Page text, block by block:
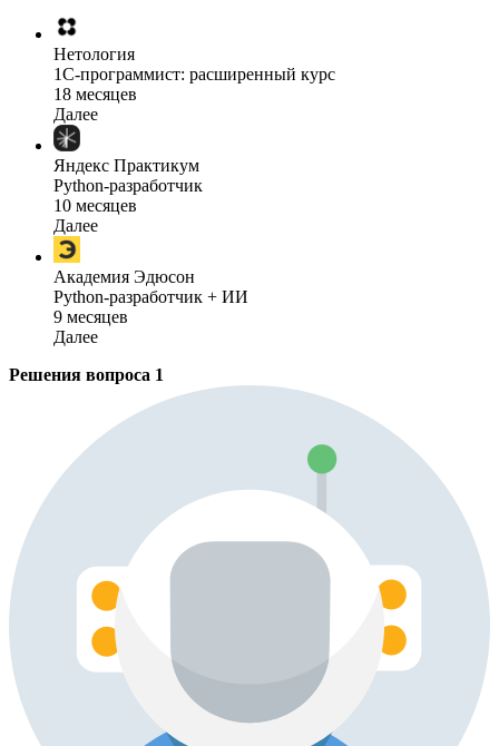
Нетология
1C-программист: расширенный курс
18 месяцев
Далее
Яндекс Практикум
Python-разработчик
10 месяцев
Далее
Академия Эдюсон
Python-разработчик + ИИ
9 месяцев
Далее
Решения вопроса 1